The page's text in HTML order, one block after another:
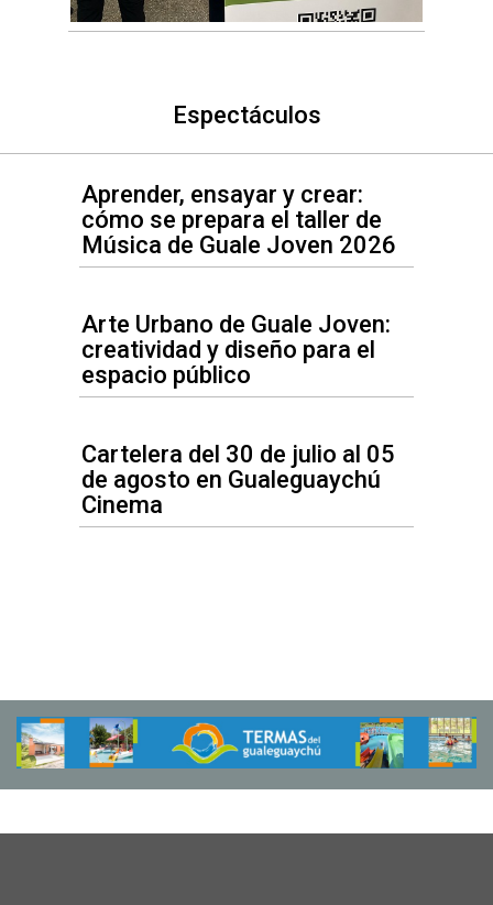
Espectáculos
Aprender, ensayar y crear:
cómo se prepara el taller de
Música de Guale Joven 2026
Arte Urbano de Guale Joven:
creatividad y diseño para el
espacio público
Cartelera del 30 de julio al 05
de agosto en Gualeguaychú
Cinema